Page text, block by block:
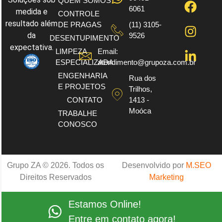
Estamos Online!
Entre em contato agora!
medida e
resultado além
da
expectativa.
CONTROLE
DE PRAGAS
DESENTUPIMENTO
LIMPEZA
ESPECIALIZADA
ENGENHARIA
E PROJETOS
CONTATO
TRABALHE
CONOSCO
6061
(11) 3105-
9526
Email:
atendimento@grupoza.com.br
Rua dos
Trilhos,
1413 -
Moóca
Grupo ZA © 2026. Todos os
Direitos Reservados
Desenvolvido por M.SEO
Marketing